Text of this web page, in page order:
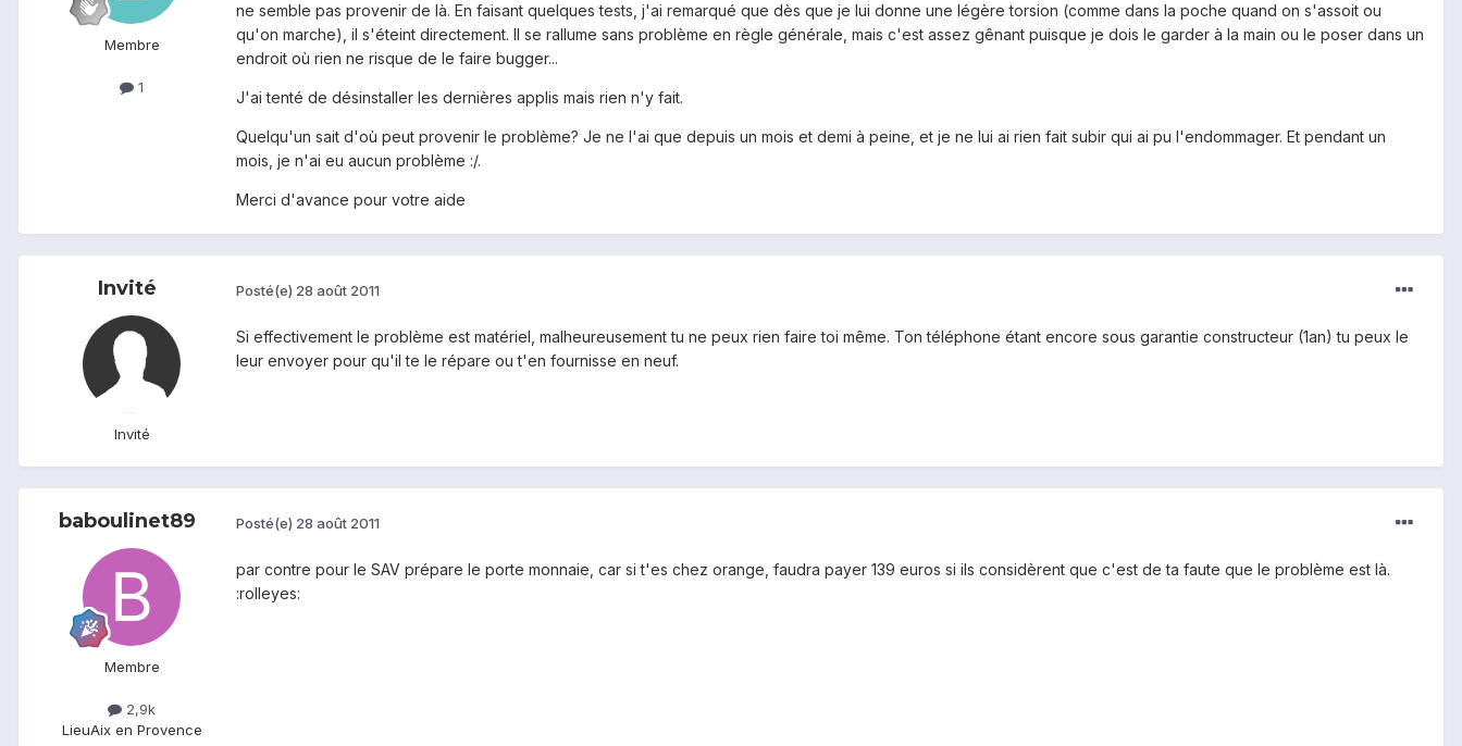
Membre
1
ne semble pas provenir de là. En faisant quelques tests, j'ai remarqué que dès que je lui donne une légère torsion (comme dans la poche quand on s'assoit ou
qu'on marche), il s'éteint directement. Il se rallume sans problème en règle générale, mais c'est assez gênant puisque je dois le garder à la main ou le poser dans un
endroit où rien ne risque de le faire bugger...
J'ai tenté de désinstaller les dernières applis mais rien n'y fait.
Quelqu'un sait d'où peut provenir le problème? Je ne l'ai que depuis un mois et demi à peine, et je ne lui ai rien fait subir qui ai pu l'endommager. Et pendant un
mois, je n'ai eu aucun problème :/.
Merci d'avance pour votre aide
Invité
Invité
Posté(e) 28 août 2011
Si effectivement le problème est matériel, malheureusement tu ne peux rien faire toi même. Ton téléphone étant encore sous garantie constructeur (1an) tu peux le
leur envoyer pour qu'il te le répare ou t'en fournisse en neuf.
baboulinet89
Membre
2,9k
LieuAix en Provence
Posté(e) 28 août 2011
par contre pour le SAV prépare le porte monnaie, car si t'es chez orange, faudra payer 139 euros si ils considèrent que c'est de ta faute que le problème est là.
:rolleyes: